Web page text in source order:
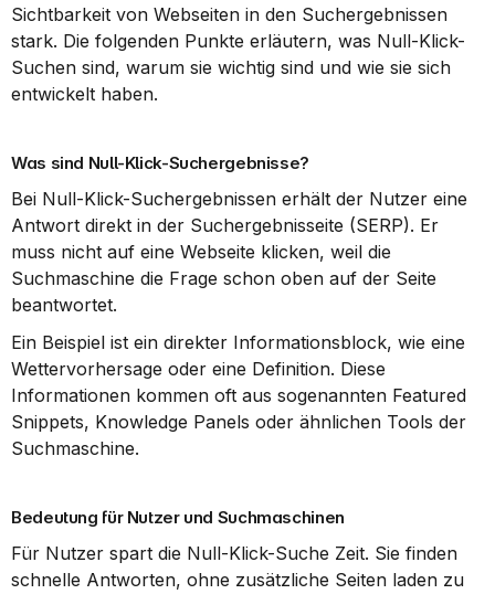
Sichtbarkeit von Webseiten in den Suchergebnissen
stark. Die folgenden Punkte erläutern, was Null-Klick-
Suchen sind, warum sie wichtig sind und wie sie sich
entwickelt haben.
Was sind Null-Klick-Suchergebnisse?
Bei Null-Klick-Suchergebnissen erhält der Nutzer eine
Antwort direkt in der Suchergebnisseite (SERP). Er
muss nicht auf eine Webseite klicken, weil die
Suchmaschine die Frage schon oben auf der Seite
beantwortet.
Ein Beispiel ist ein direkter Informationsblock, wie eine
Wettervorhersage oder eine Definition. Diese
Informationen kommen oft aus sogenannten Featured
Snippets, Knowledge Panels oder ähnlichen Tools der
Suchmaschine.
Bedeutung für Nutzer und Suchmaschinen
Für Nutzer spart die Null-Klick-Suche Zeit. Sie finden
schnelle Antworten, ohne zusätzliche Seiten laden zu